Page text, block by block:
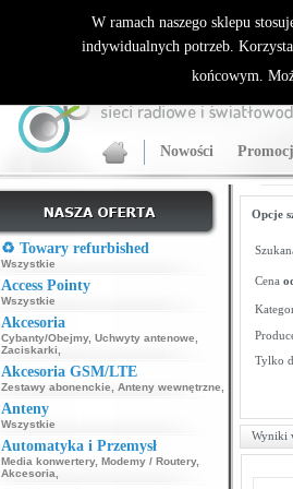
ALLNET.PL Sieci bezprzewodowe - generalny
Nowości
♻️ Towary refurbished
Wszystkie
Access Pointy
Wszystkie
Akcesoria
Cybanty/Obejmy, Uchwyty antenowe
Zaciskarki
Akcesoria GSM/LTE
Zestawy abonenckie Anteny wewnętrzne
Anteny
Wszystkie
Automatyka i Przemysł
Media konwertery, Modemy / Routery,
Akcesoria
Opcje
Cena
Tylko
Wyniki
W ramach naszego sklepu
indywidualnych potrzeb.
końcowym.